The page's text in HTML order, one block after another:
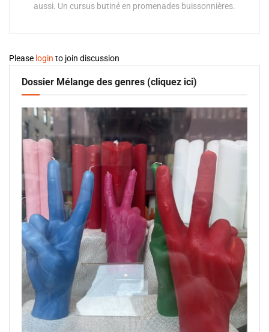
aussi. Un cursus butiné en promenades buissonnières.
Please login to join discussion
Dossier Mélange des genres (cliquez ici)